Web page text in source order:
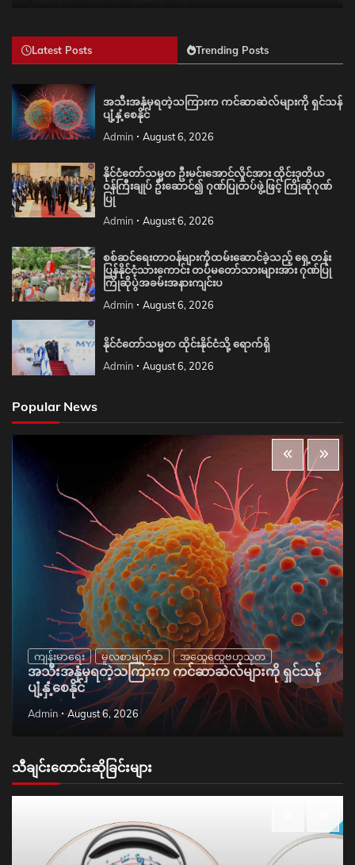
Latest Posts Trending Posts
အသီးအနှံမှရတဲ့သကြားက ကင်ဆာဆဲလ်များကို ရှင်သန်
ပျံ့နှံ့စေနိုင်
Admin August 6, 2026
နိုင်ငံတော်သမ္မတ ဦးမင်းအောင်လှိုင်အား ထိုင်းဒုတိယ
ဝန်ကြီးချုပ် ဦးဆောင်၍ ဂုဏ်ပြုတပ်ဖွဲ့ဖြင့် ကြိုဆိုဂုဏ်
ပြု
Admin August 6, 2026
စစ်ဆင်ရေးတာဝန်များကိုထမ်းဆောင်ခဲ့သည့် ရှေ့တန်း
ပြန်နိုင်ငံ့သားကောင်း တပ်မတော်သားများအား ဂုဏ်ပြု
ကြိုဆိုပွဲအခမ်းအနားကျင်းပ
Admin August 6, 2026
နိုင်ငံတော်သမ္မတ ထိုင်းနိုင်ငံသို့ ရောက်ရှိ
Admin August 6, 2026
Popular News
ကျန်းမာရေး မူလစာမျက်နှာ အထွေထွေဗဟုသုတ
အသီးအနှံမှရတဲ့သကြားက ကင်ဆာဆဲလ်များကို ရှင်သန်
ပျံ့နှံ့စေနိုင်
Admin August 6, 2026
သီချင်းတောင်းဆိုခြင်းများ